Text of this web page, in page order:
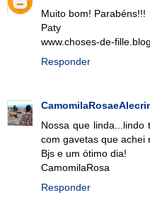
Muito bom! Parabéns!!!
Paty
www.choses-de-
Responder
Nossa que linda...lindo
com gavetas que achei
Bjs e um ótimo dia!
CamomilaRosa
Responder